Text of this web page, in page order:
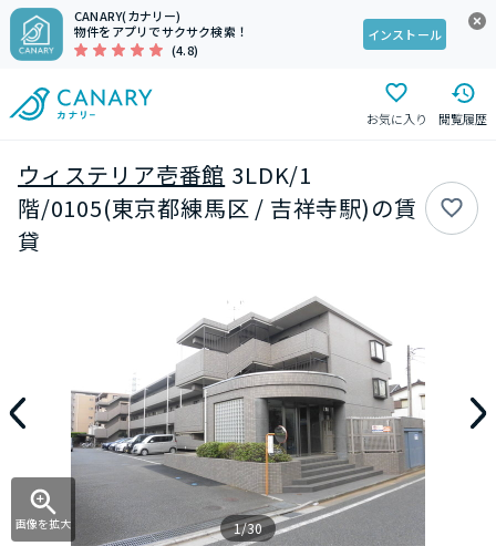
CANARY(カナリー)
物件をアプリでサクサク検索！
(4.8)
インストール
お気に入り 閲覧履歴
ウィステリア壱番館 3LDK/1
階/0105(東京都練馬区 / 吉祥寺駅)の賃
貸
画像を拡大 1/30